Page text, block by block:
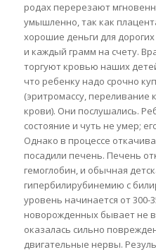
родах перерезают
умышленно, так как
хорошие деньги для
и каждый грамм на счету.
торгуют кровью наших
что ребенку надо срочно
(эритромассу, переливание
крови). Они послушались.
состояние и чуть не умер;
Однако в процессе
посадили печень. Печень
гемоглобин, и обычная
гипербилирубинемию с
уровень начинается от
новорожденных бывает не
оказалась сильно
двигательные нервы.